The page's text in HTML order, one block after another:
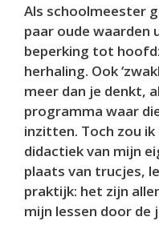
Als schoolmeester
paar oude waarden
beperking tot
herhaling. Ook
meer dan je denkt,
programma waar
inzitten. Toch zou
didactiek van mijn
plaats van trucjes,
praktijk: het zijn
mijn lessen door de